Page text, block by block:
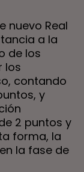
nuevo Real
a la
de los
los
contando
y
2 puntos y
forma, la
la fase de